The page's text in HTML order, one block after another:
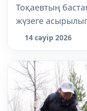
Тоқаевтың
жүзеге
14 сәуір 2026